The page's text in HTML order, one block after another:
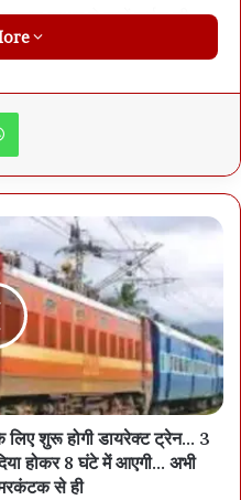
प्रभाव से सातों मार्शल की
शुरू होगी डायरेक्ट ट्रेन... 3
होकर 8 घंटे में आएगी... अभी
से ही